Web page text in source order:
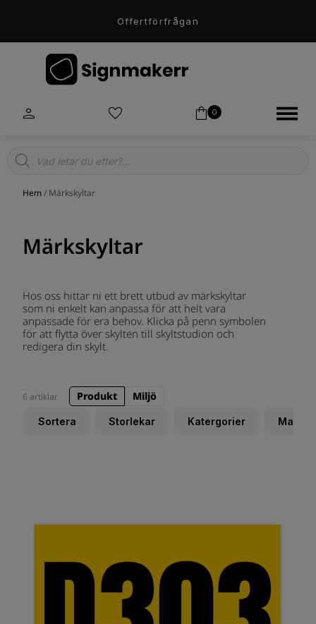
Offertförfrågan
0
Products
search
Hem/ Märkskyltar
Märkskyltar
Hos oss hittar ni ett brett utbud av märkskyltar
som ni enkelt kan anpassa för att helt vara
anpassade för era behov. Klicka på penn symbolen
för att flytta över skylten till skyltstudion och
redigera din skylt.
Sortera Storlekar Katergorier
6 artiklar Produkt Miljö